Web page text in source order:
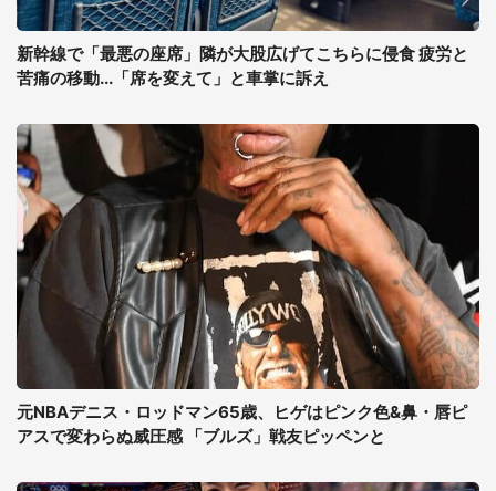
新幹線で「最悪の座席」隣が大股広げてこちらに侵食 疲労と
苦痛の移動...「席を変えて」と車掌に訴え
元NBAデニス・ロッドマン65歳、ヒゲはピンク色&鼻・唇ピ
アスで変わらぬ威圧感 「ブルズ」戦友ピッペンと